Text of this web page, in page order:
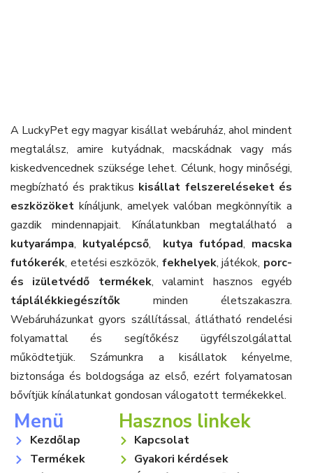
A LuckyPet egy magyar kisállat webáruház, ahol mindent
megtalálsz, amire kutyádnak, macskádnak vagy más
kiskedvencednek szüksége lehet. Célunk, hogy minőségi,
megbízható és praktikus kisállat felszereléseket és
eszközöket kínáljunk, amelyek valóban megkönnyítik a
gazdik mindennapjait. Kínálatunkban megtalálható a
kutyarámpa, kutyalépcső, kutya futópad, macska
futókerék, etetési eszközök, fekhelyek, játékok, porc-
és izületvédő termékek, valamint hasznos egyéb
táplálékkiegészítők minden életszakaszra.
Webáruházunkat gyors szállítással, átlátható rendelési
folyamattal és segítőkész ügyfélszolgálattal
működtetjük. Számunkra a kisállatok kényelme,
biztonsága és boldogsága az első, ezért folyamatosan
bővítjük kínálatunkat gondosan válogatott termékekkel.
Menü
Kezdőlap
Termékek
Hasznos linkek
Kapcsolat
Gyakori kérdések